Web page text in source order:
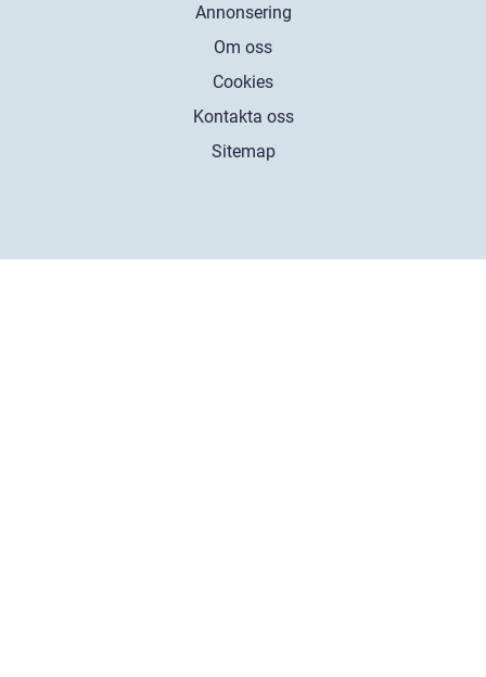
Annonsering
Om oss
Cookies
Kontakta oss
Sitemap